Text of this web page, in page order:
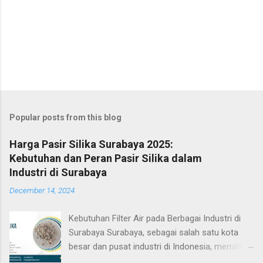
Popular posts from this blog
Harga Pasir Silika Surabaya 2025:
Kebutuhan dan Peran Pasir Silika dalam
Industri di Surabaya
December 14, 2024
Kebutuhan Filter Air pada Berbagai Industri di
Surabaya Surabaya, sebagai salah satu kota
besar dan pusat industri di Indonesia, memiliki